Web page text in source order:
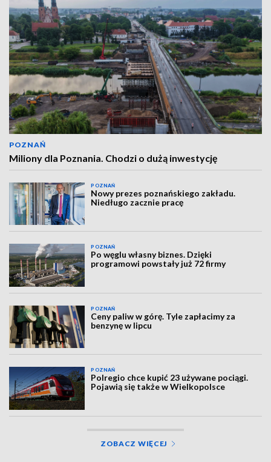
POZNAŃ
Miliony dla Poznania. Chodzi o dużą inwestycję
POZNAŃ
Nowy prezes poznańskiego zakładu.
Niedługo zacznie pracę
POZNAŃ
Po węglu własny biznes. Dzięki
programowi powstały już 72 firmy
POZNAŃ
Ceny paliw w górę. Tyle zapłacimy za
benzynę w lipcu
POZNAŃ
Polregio chce kupić 23 używane pociągi.
Pojawią się także w Wielkopolsce
ZOBACZ WIĘCEJ